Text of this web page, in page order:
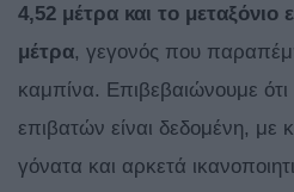
4,52 μέτρα και το μεταξόνιο
μέτρα, γεγονός που
καμπίνα. Επιβεβαιώνουμε
επιβατών είναι δεδομένη, με
γόνατα και αρκετά